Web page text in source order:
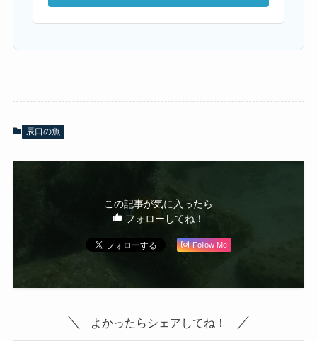
辰口の魚
この記事が気に入ったら
フォローしてね！
Follow Me
よかったらシェアしてね！